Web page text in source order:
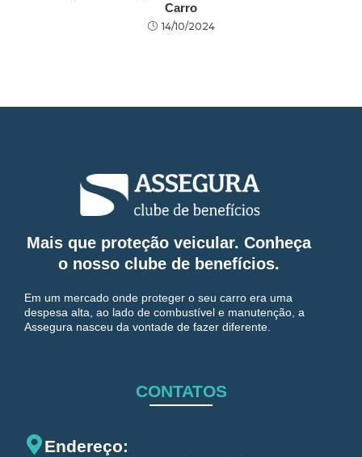
Carro
14/10/2024
Mais que proteção veicular. Conheça
o nosso clube de benefícios.
Em um mercado onde proteger o seu carro era uma
despesa alta, ao lado de combustível e manutenção, a
Assegura nasceu da vontade de fazer diferente.
CONTATOS
Endereço: